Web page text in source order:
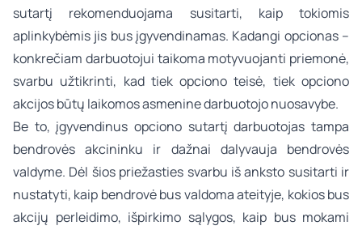
sutartį rekomenduojama susitarti, kaip tokiomis
aplinkybėmis jis bus įgyvendinamas. Kadangi opcionas –
konkrečiam darbuotojui taikoma motyvuojanti priemonė,
svarbu užtikrinti, kad tiek opciono teisė, tiek opciono
akcijos būtų laikomos asmenine darbuotojo nuosavybe.
Be to, įgyvendinus opciono sutartį darbuotojas tampa
bendrovės akcininku ir dažnai dalyvauja bendrovės
valdyme. Dėl šios priežasties svarbu iš anksto susitarti ir
nustatyti, kaip bendrovė bus valdoma ateityje, kokios bus
akcijų perleidimo, išpirkimo sąlygos, kaip bus mokami